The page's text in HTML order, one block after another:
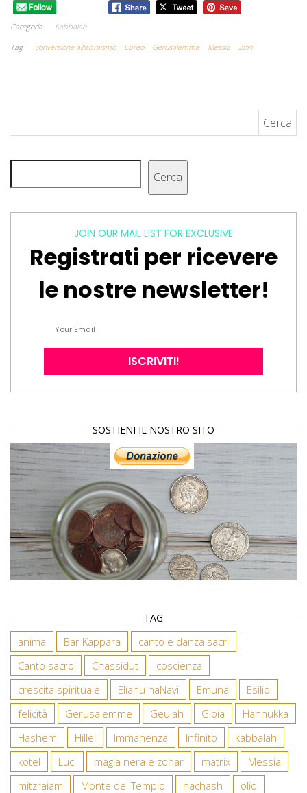
Categoria
Kabbalah
Tag
conversione all'ebraismo Ebreo Gerusalemme Messia Zion
Cerca
JOIN OUR MAIL LIST FOR EXCLUSIVE
Registrati per ricevere
le nostre newsletter!
SOSTIENI IL NOSTRO SITO
TAG
anima Bar Kappara
canto e danza sacri
Canto sacro
Chassidut
coscienza
crescita spirituale
Eliahu haNavi Emuna
Esilio
felicità
Gerusalemme Geulah Gioia
Hannukka
Hashem
Hillel Immanenza Infinito
kabbalah
kotel
Luci magia nera e zohar matrix
Messia
mitzraiam
Monte del Tempio nachash
olio